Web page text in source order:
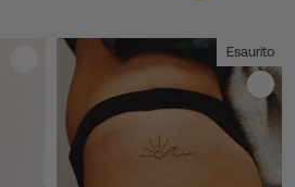
Esaurito